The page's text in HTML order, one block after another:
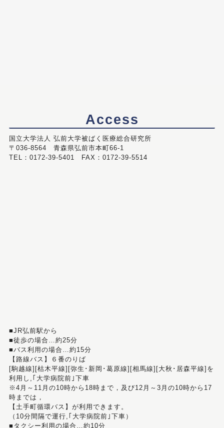
Access
国立大学法人 弘前大学被ばく医療総合研究所
〒036-8564 青森県弘前市本町66-1
TEL：0172-39-5401 FAX：0172-39-5514
■JR弘前駅から
■徒歩の場合…約25分
■バス利用の場合…約15分
【路線バス】６番のりば
[駒越線][枯木平線][弥生･新岡･葛原線][相馬線][大秋･居森平線]を
利用し,｢大学病院前｣下車
※4月～11月の10時から18時まで，及び12月～3月の10時から17
時までは，
【土手町循環バス】が利用できます。
（10分間隔で運行,｢大学病院前｣下車）
■タクシー利用の場合…約10分